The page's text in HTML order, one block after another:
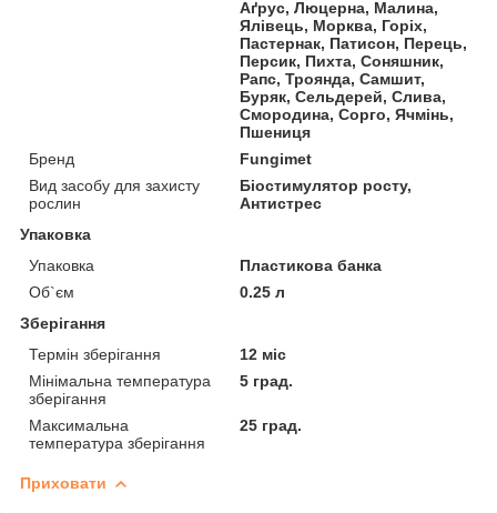
Аґрус, Люцерна, Малина,
Ялівець, Морква, Горіх,
Пастернак, Патисон, Перець,
Персик, Пихта, Соняшник,
Рапс, Троянда, Самшит,
Буряк, Сельдерей, Слива,
Смородина, Сорго, Ячмінь,
Пшениця
Бренд
Fungimet
Вид засобу для захисту
рослин
Біостимулятор росту,
Антистрес
Упаковка
Упаковка
Пластикова банка
Об`єм
0.25 л
Зберігання
Термін зберігання
12 міс
Мінімальна температура
зберігання
5 град.
Максимальна
температура зберігання
25 град.
Приховати